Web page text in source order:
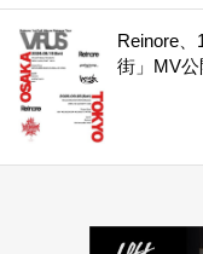
Reinore
街」MV公